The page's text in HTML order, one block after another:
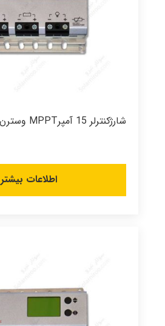
شارژکنترلر 15 آمپرMPPT وسترن – 12 ولت
اطلاعات بیشتر